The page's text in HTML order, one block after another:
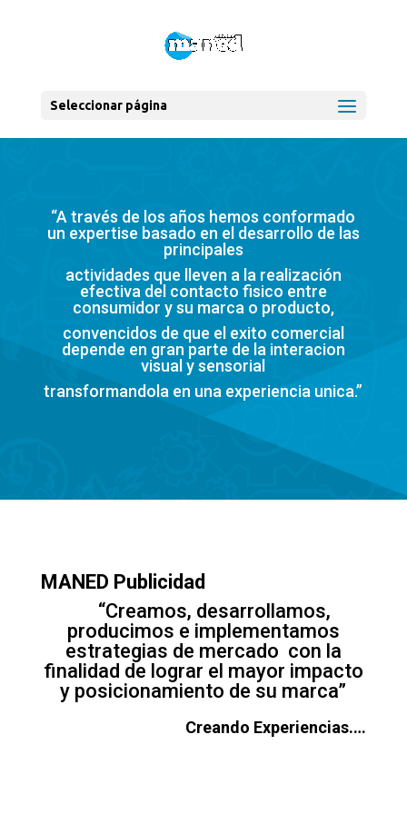
Seleccionar página
“A través de los años hemos conformado
un expertise basado en el desarrollo de las
principales
actividades que lleven a la realización
efectiva del contacto fisico entre
consumidor y su marca o producto,
convencidos de que el exito comercial
depende en gran parte de la interacion
visual y sensorial
transformandola en una experiencia unica.”
MANED Publicidad
“Creamos, desarrollamos,
producimos e implementamos
estrategias de mercado con la
finalidad de lograr el mayor impacto
y posicionamiento de su marca”
Creando Experiencias.…